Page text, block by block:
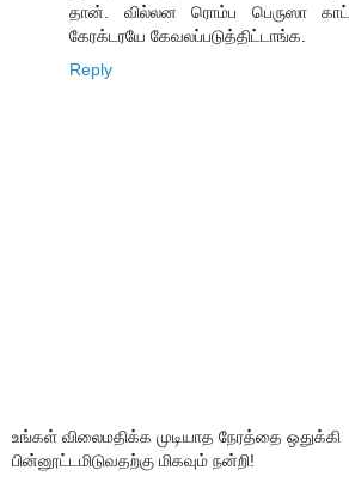
தான். வில்லன ரொம்ப பெருஸா
கேரக்டரயே கேவலப்படுத்திட்டாங்க.
Reply
உங்கள் விலைமதிக்க முடியாத நேரத்தை ஒதுக்கி
பின்னூட்டமிடுவதற்கு மிகவும் நன்றி!